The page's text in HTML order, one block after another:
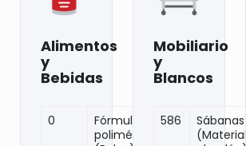
Alimentos
y
Bebidas
0
Fórmula
polimérica
Mobiliario
y
Blancos
586
Sábanas
(Material